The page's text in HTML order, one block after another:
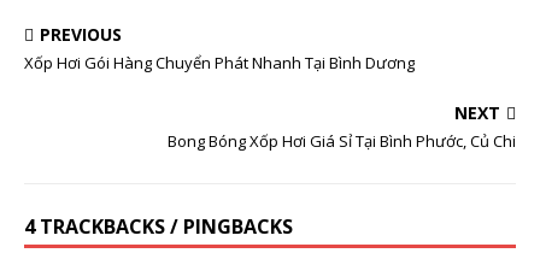
PREVIOUS
Xốp Hơi Gói Hàng Chuyển Phát Nhanh Tại Bình Dương
NEXT
Bong Bóng Xốp Hơi Giá Sỉ Tại Bình Phước, Củ Chi
4 TRACKBACKS / PINGBACKS